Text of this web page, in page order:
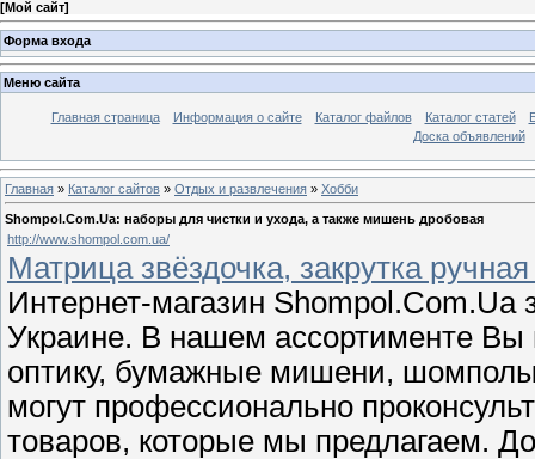
[Мой сайт]
Форма входа
Меню сайта
Главная страница Информация о сайте Каталог файлов Каталог статей
Доска объявлений
Главная » Каталог сайтов » Отдых и развлечения » Хобби
Shompol.Com.Ua: наборы для чистки и ухода, а также мишень дробовая
http://www.shompol.com.ua/
Матрица звёздочка, закрутка
Интернет-магазин Shompol.Com.Ua
Украине. В нашем ассортименте Вы
оптику, бумажные мишени,
могут профессионально
товаров, которые мы предлагаем.